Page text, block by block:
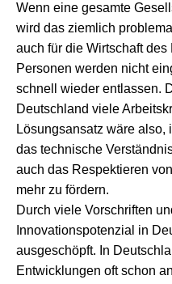
Wenn eine gesamte
wird das ziemlich
auch für die Wirtschaft
Personen werden nicht
schnell wieder entlassen.
Deutschland viele
Lösungsansatz wäre
das technische
auch das Respektieren
mehr zu fördern.
Durch viele Vorschriften
Innovationspotenzial in
ausgeschöpft. In
Entwicklungen oft schon